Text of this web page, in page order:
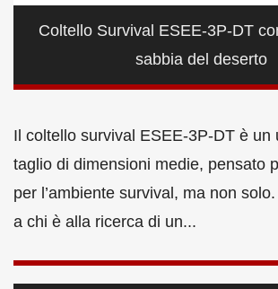
Coltello Survival ESEE-3P-DT
sabbia del deserto
Il coltello survival ESEE-3P-DT è un
taglio di dimensioni medie, pensato
per l’ambiente survival, ma non
a chi è alla ricerca di un...